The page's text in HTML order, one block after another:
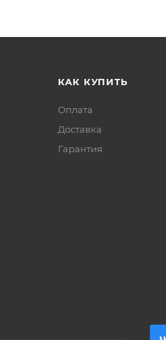
КАК КУПИТЬ
Оплата
Доставка
Гарантия